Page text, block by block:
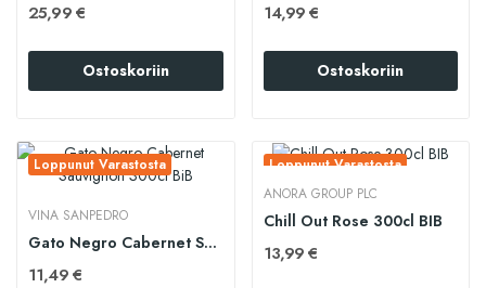
25,99 €
Ostoskoriin
14,99 €
Ostoskoriin
Loppunut Varastosta
VINA SANPEDRO
Gato Negro Cabernet Sauvignon 300cl BiB
11,49 €
Loppunut Varastosta
ANORA GROUP PLC
Chill Out Rose 300cl BIB
13,99 €